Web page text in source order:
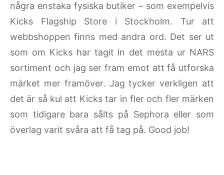
några enstaka fysiska butiker – som exempelvis
Kicks Flagship Store i Stockholm. Tur att
webbshoppen finns med andra ord. Det ser ut
som om Kicks har tagit in det mesta ur NARS
sortiment och jag ser fram emot att få utforska
märket mer framöver. Jag tycker verkligen att
det är så kul att Kicks tar in fler och fler märken
som tidigare bara sålts på Sephora eller som
överlag varit svåra att få tag på. Good job!